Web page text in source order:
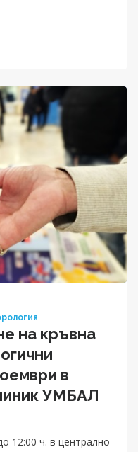
на кръвна
в
УМБАЛ
12:00 ч. в централно